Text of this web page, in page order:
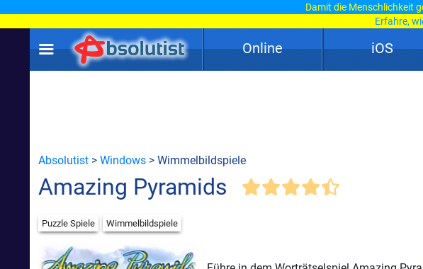
Damit die Menschlichkeit
Erfahre,
Online iOS
Absolutist > Windows > Wimmelbildspiele
Amazing Pyramids
Puzzle Spiele Wimmelbildspiele